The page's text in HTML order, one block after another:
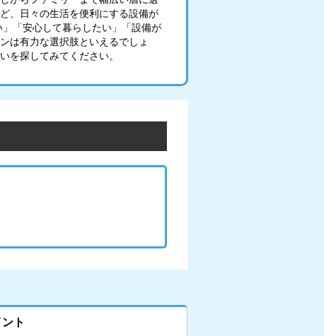
、日々の生活を便利にする設備が
「安心して暮らしたい」「設備が
は有力な選択肢といえるでしょ
を探してみてください。
ト